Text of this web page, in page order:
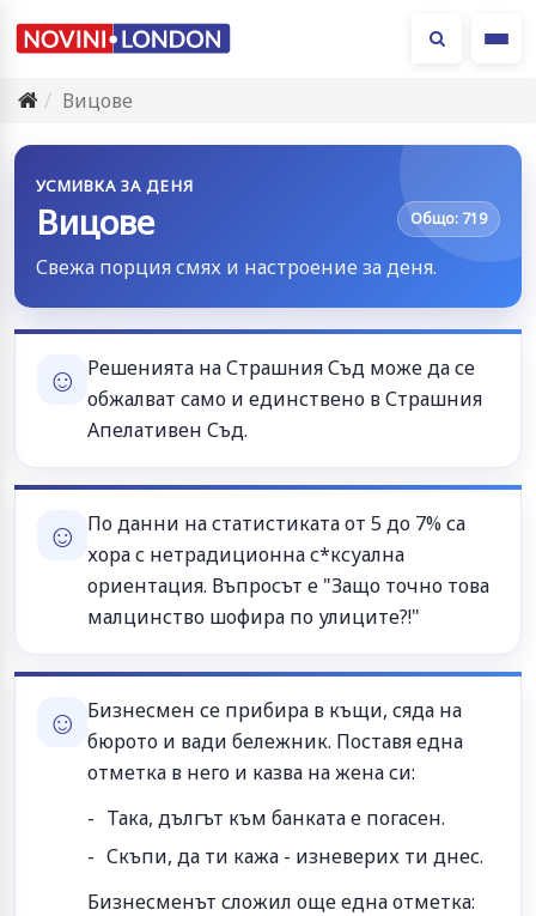
Вицове
УСМИВКА ЗА ДЕНЯ
Вицове Общо: 719
Свежа порция смях и настроение за деня.
☺
Решенията на Страшния Съд може да се
обжалват само и единствено в Страшния
Апелативен Съд.
☺
По данни на статистиката от 5 до 7% са
хора с нетрадиционна с*ксуална
ориентация. Въпросът е "Защо точно това
малцинство шофира по улиците?!"
☺
Бизнесмен се прибира в къщи, сяда на
бюрото и вади бележник. Поставя една
отметка в него и казва на жена си:
Така, дългът към банката е погасен.
Скъпи, да ти кажа - изневерих ти днес.
Бизнесменът сложил още една отметка: